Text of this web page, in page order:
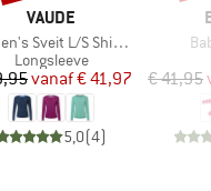
MERK
VAUDE
Sveit L/S Shirt II
Productgroep
Longsleeve
Prijs
Verlaagde prijs
vanaf€ 41,97
5,0(4)
€ 41,95